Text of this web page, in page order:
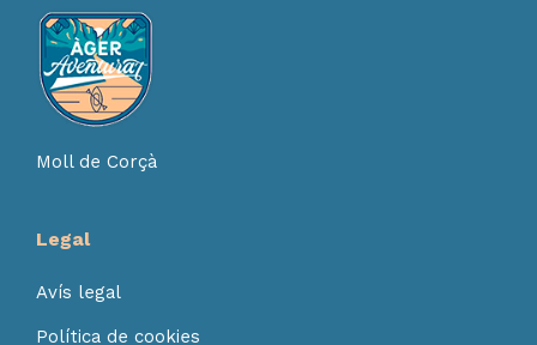
Moll de Corçà
Legal
Avís legal
Política de cookies